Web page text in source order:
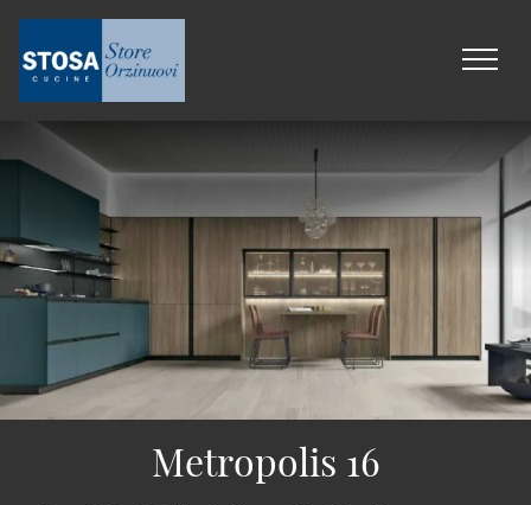
Metropolis 16